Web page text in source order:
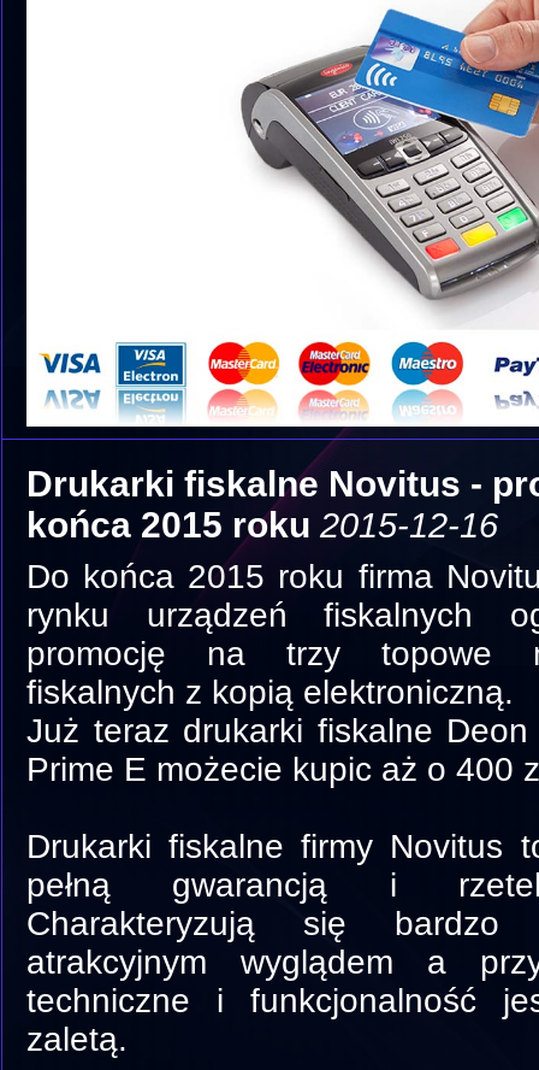
Drukarki fiskalne Novitus -
końca 2015 roku 2015-12-16
Do końca 2015 roku firma
rynku urządzeń fiskalnych
promocję na trzy topowe
fiskalnych z kopią elektroniczną.
Już teraz drukarki fiskalne
Prime E możecie kupic aż o 400
Drukarki fiskalne firmy Novitus
pełną gwarancją i
Charakteryzują się bardzo
atrakcyjnym wyglądem a
techniczne i funkcjonalność
zaletą.